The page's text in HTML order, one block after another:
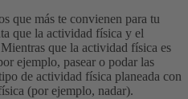
que más te convienen para tu
que la actividad física y el
que la actividad física es
ejemplo, pasear o podar las
de actividad física planeada con
(por ejemplo, nadar).